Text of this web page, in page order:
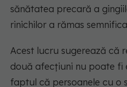
sănătatea precară a
rinichilor a rămas
Acest lucru sugerează că
două afecțiuni nu poate fi
faptul că persoanele cu o